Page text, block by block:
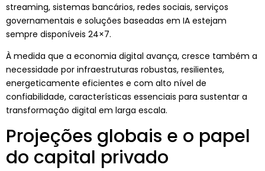
streaming, sistemas bancários, redes sociais, serviços
governamentais e soluções baseadas em IA estejam
sempre disponíveis 24×7.
À medida que a economia digital avança, cresce também a
necessidade por infraestruturas robustas, resilientes,
energeticamente eficientes e com alto nível de
confiabilidade, características essenciais para sustentar a
transformação digital em larga escala.
Projeções globais e o papel
do capital privado